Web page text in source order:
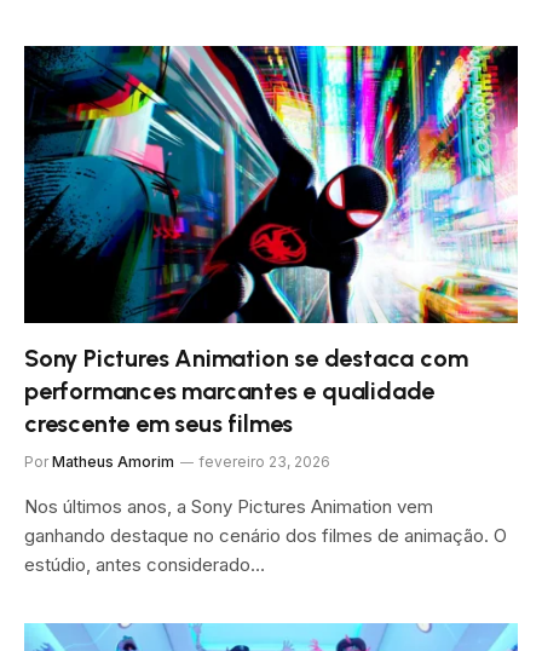
Sony Pictures Animation se destaca com
performances marcantes e qualidade
crescente em seus filmes
Por Matheus Amorim fevereiro 23, 2026
Nos últimos anos, a Sony Pictures Animation vem
ganhando destaque no cenário dos filmes de animação. O
estúdio, antes considerado…